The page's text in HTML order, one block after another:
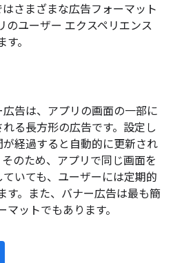
さまざまな広告フォーマット
のユーザー エクスペリエンス
。
広告は、アプリの画面の一部に
れる長方形の広告です。設定し
が経過すると自動的に更新され
そのため、アプリで同じ画面を
ていても、ユーザーには定期的
す。また、バナー広告は最も簡
ットでもあります。